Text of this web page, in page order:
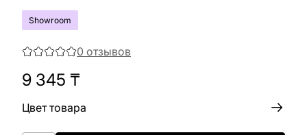
Showroom
0 отзывов
9 345 ₸
Цвет товара